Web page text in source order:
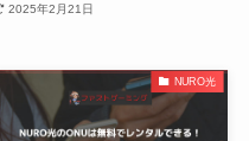
2025年2月21日
NURO光